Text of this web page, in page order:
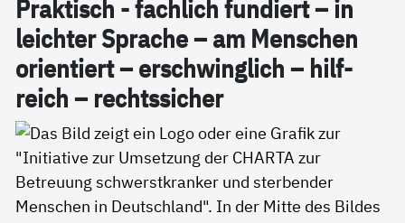
Prak­tisch - fach­lich fun­diert – in
leich­ter Spra­che – am Men­schen
ori­en­tiert – er­schwing­lich – hil­f­
reich – rechts­si­cher